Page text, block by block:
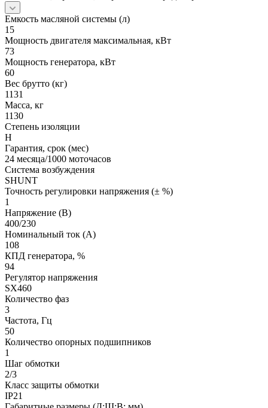
Емкость масляной системы (л)
15
Мощность двигателя максимальная, кВт
73
Мощность генератора, кВт
60
Вес брутто (кг)
1131
Масса, кг
1130
Степень изоляции
H
Гарантия, срок (мес)
24 месяца/1000 моточасов
Система возбуждения
SHUNT
Точность регулировки напряжения (± %)
1
Напряжение (В)
400/230
Номинальный ток (А)
108
КПД генератора, %
94
Регулятор напряжения
SX460
Количество фаз
3
Частота, Гц
50
Количество опорных подшипников
1
Шаг обмотки
2/3
Класс защиты обмотки
IP21